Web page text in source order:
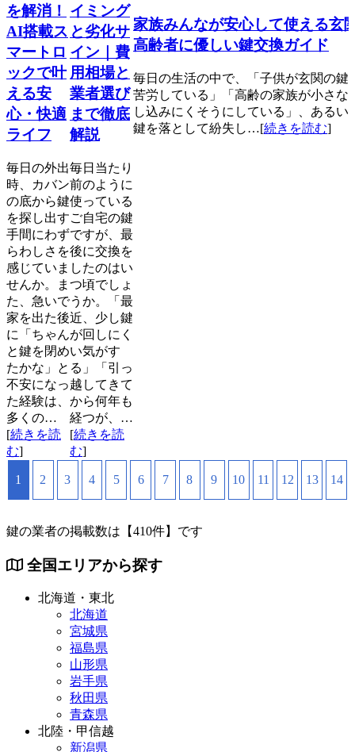
を解消！
AI搭載ス
マートロ
ックで叶
える安
心・快適
ライフ
毎日の外出
時、カバン
の底から鍵
を探し出す
手間にわず
らわしさを
感じていま
せんか。ま
た、急いで
家を出た後
に「ちゃん
と鍵を閉め
たかな」と
不安になっ
た経験は、
多くの…
[続きを読
む]
イミング
と劣化サ
イン｜費
用相場と
業者選び
まで徹底
解説
毎日当たり
前のように
使っている
ご自宅の鍵
ですが、最
後に交換を
したのはい
つ頃でしょ
うか。「最
近、少し鍵
が回しにく
い気がす
る」「引っ
越してきて
から何年も
経つが、…
[続きを読
む]
家族みんなが安心して使える玄
高齢者に優しい鍵交換ガイド
毎日の生活の中で、「子供が玄関の鍵
苦労している」「高齢の家族が小さな
し込みにくそうにしている」、あるい
鍵を落として紛失し…[続きを読む]
1 2 3 4 5 6 7 8 9 10 11 12 13 14
鍵の業者の掲載数は 【410件】 です
全国エリアから探す
北海道・東北
北海道
宮城県
福島県
山形県
岩手県
秋田県
青森県
北陸・甲信越
新潟県